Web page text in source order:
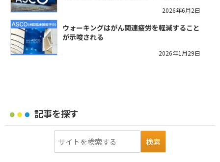
2026年6月2日
ウォーキングはがん関連疲労を軽減すること
が示唆される
2026年1月29日
記事を探す